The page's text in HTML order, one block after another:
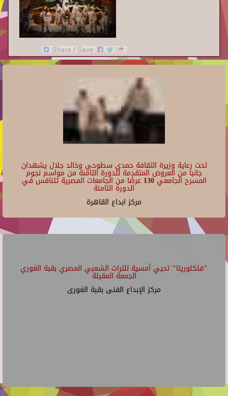
تحت رعاية وزيرة الثقافة حمدي سطوحي وخالد جلال يشهدان
جانبا من العروض المتقدمة للدورة الثامنة من مواسم نجوم
المسرح الجامعي 130 عرضًا من الجامعات المصرية تتنافس في
الدورة الثامنة
مركز ابداع القاهرة
"فلكلوريتا" تحيي أمسية للتراث الشعبي المصري بقبة الغوري
الجمعة المقبلة
مركز الإبداع الفنى بقبة الغورى